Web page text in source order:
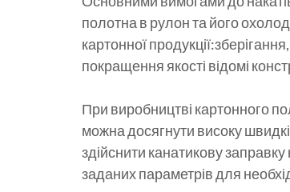
полотна в рулон та його
картонної
покращення якості відомі
При виробництві картонного
можна досягнути високу
здійснити канатикову
заданих параметрів для